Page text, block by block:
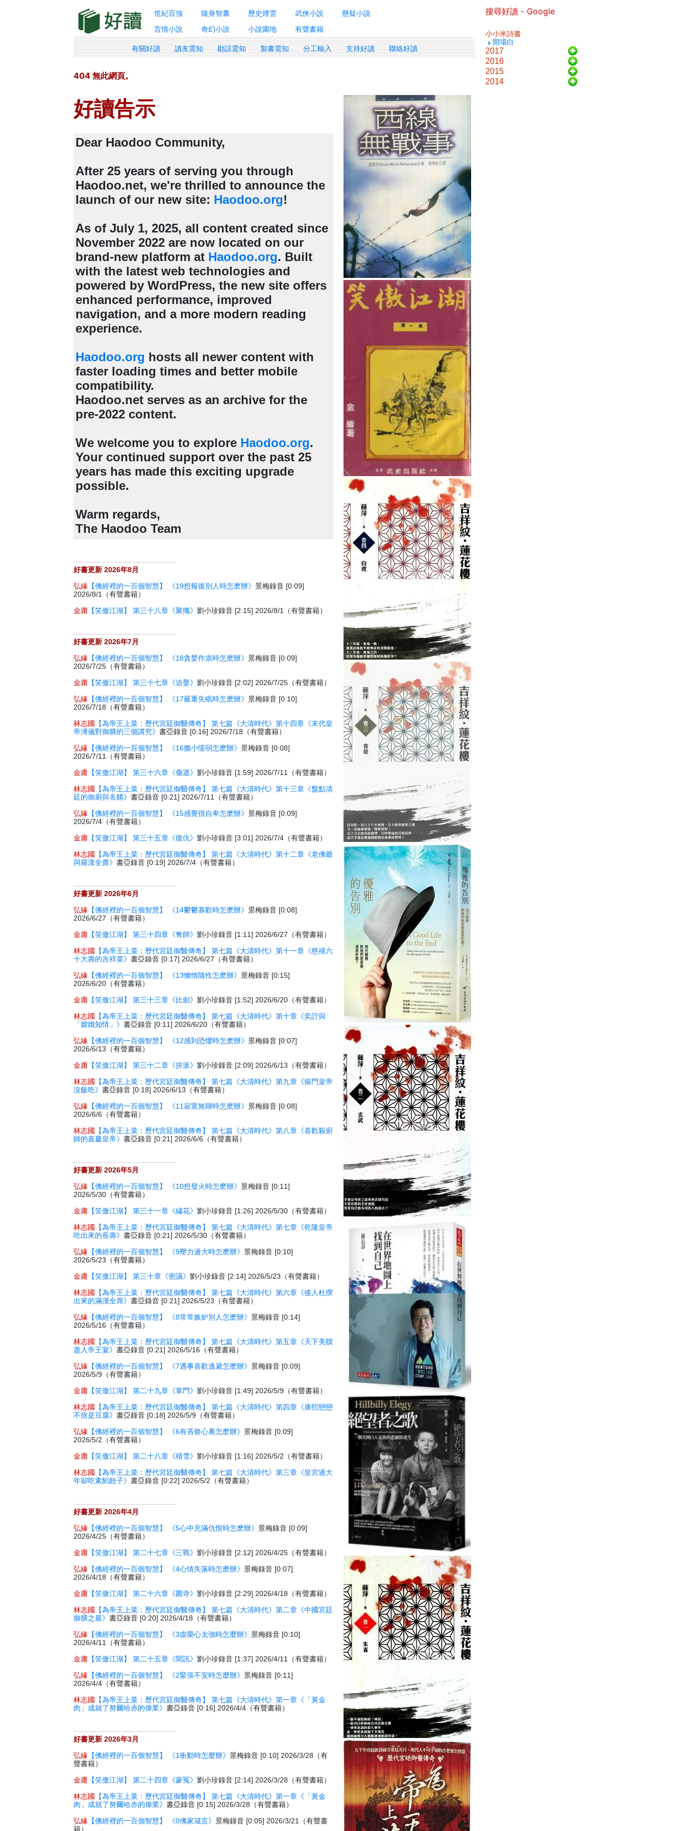
世紀百強 隨身智囊 歷史煙雲 武俠小說
懸疑小說
言情小說
奇幻小說 小說園地 有聲書籍
有關好讀 讀友需知 勘誤需知 製書需知 分工輸入 支持好讀 聯絡好讀
404 無此網頁。
好讀告示
Dear Haodoo Community,
After 25 years of serving you through
Haodoo.net, we're thrilled to announce the
launch of our new site: Haodoo.org!
As of July 1, 2025, all content created since
November 2022 are now located on our
brand-new platform at Haodoo.org. Built
with the latest web technologies and
powered by WordPress, the new site offers
enhanced performance, improved
navigation, and a more modern reading
experience.
Haodoo.org hosts all newer content with
faster loading times and better mobile
compatibility.
Haodoo.net serves as an archive for the
pre-2022 content.
We welcome you to explore Haodoo.org.
Your continued support over the past 25
years has made this exciting upgrade
possible.
Warm regards,
The Haodoo Team
好書更新 2026年8月
弘緣 【佛經裡的一百個智慧】 《19想報復別人時怎麽辦》景梅錄音 [0:09]
2026/8/1（有聲書籍）
金庸 【笑傲江湖】 第三十八章《聚殲》劉小珍錄音 [2:15] 2026/8/1（有聲書籍）
好書更新 2026年7月
弘緣 【佛經裡的一百個智慧】 《18貪婪作祟時怎麽辦》景梅錄音 [0:09]
2026/7/25（有聲書籍）
金庸 【笑傲江湖】 第三十七章《迫娶》劉小珍錄音 [2:02] 2026/7/25（有聲書籍）
弘緣 【佛經裡的一百個智慧】 《17嚴重失眠時怎麽辦》景梅錄音 [0:10]
2026/7/18（有聲書籍）
林志國
【為帝王上菜：歷代宮廷御醫傳奇】 第七篇《大清時代》第十四章《末代皇
帝溥儀對御膳的三個講究》書亞錄音 [0:16] 2026/7/18（有聲書籍）
弘緣 【佛經裡的一百個智慧】 《16膽小懦弱怎麽辦》景梅錄音 [0:08]
2026/7/11（有聲書籍）
金庸 【笑傲江湖】 第三十六章《傷逝》劉小珍錄音 [1:59] 2026/7/11（有聲書籍）
林志國
【為帝王上菜：歷代宮廷御醫傳奇】 第七篇《大清時代》第十三章《盤點清
廷的御廚與名餚》書亞錄音 [0:21] 2026/7/11（有聲書籍）
弘緣 【佛經裡的一百個智慧】 《15感覺很自卑怎麽辦》景梅錄音 [0:09]
2026/7/4（有聲書籍）
金庸 【笑傲江湖】 第三十五章《復仇》劉小珍錄音 [3:01] 2026/7/4（有聲書籍）
林志國
【為帝王上菜：歷代宮廷御醫傳奇】 第七篇《大清時代》第十二章《老佛爺
與羅漢全齋》書亞錄音 [0:19] 2026/7/4（有聲書籍）
好書更新 2026年6月
弘緣 【佛經裡的一百個智慧】 《14鬱鬱寡歡時怎麽辦》景梅錄音 [0:08]
2026/6/27（有聲書籍）
金庸 【笑傲江湖】 第三十四章《奪帥》劉小珍錄音 [1:11] 2026/6/27（有聲書籍）
林志國
【為帝王上菜：歷代宮廷御醫傳奇】 第七篇《大清時代》第十一章《慈禧六
十大壽的吉祥菜》書亞錄音 [0:17] 2026/6/27（有聲書籍）
弘緣 【佛經裡的一百個智慧】 《13懶惰隨性怎麽辦》景梅錄音 [0:15]
2026/6/20（有聲書籍）
金庸 【笑傲江湖】 第三十三章《比劍》劉小珍錄音 [1:52] 2026/6/20（有聲書籍）
林志國
【為帝王上菜：歷代宮廷御醫傳奇】 第七篇《大清時代》第十章《奕詝與
「嫦娥知情」》書亞錄音 [0:11] 2026/6/20（有聲書籍）
弘緣 【佛經裡的一百個智慧】 《12感到恐懼時怎麽辦》景梅錄音 [0:07]
2026/6/13（有聲書籍）
金庸 【笑傲江湖】 第三十二章《拚派》劉小珍錄音 [2:09] 2026/6/13（有聲書籍）
林志國
【為帝王上菜：歷代宮廷御醫傳奇】 第七篇《大清時代》第九章《摳門皇帝
沒飯吃》書亞錄音 [0:18] 2026/6/13（有聲書籍）
弘緣 【佛經裡的一百個智慧】 《11寂寞無聊時怎麽辦》景梅錄音 [0:08]
2026/6/6（有聲書籍）
林志國
【為帝王上菜：歷代宮廷御醫傳奇】 第七篇《大清時代》第八章《喜歡殺廚
師的嘉慶皇帝》書亞錄音 [0:21] 2026/6/6（有聲書籍）
好書更新 2026年5月
弘緣 【佛經裡的一百個智慧】 《10想發火時怎麽辦》景梅錄音 [0:11]
2026/5/30（有聲書籍）
金庸 【笑傲江湖】 第三十一章《繡花》劉小珍錄音 [1:26] 2026/5/30（有聲書籍）
林志國
【為帝王上菜：歷代宮廷御醫傳奇】 第七篇《大清時代》第七章《乾隆皇帝
吃出來的長壽》書亞錄音 [0:21] 2026/5/30（有聲書籍）
弘緣 【佛經裡的一百個智慧】 《9壓力過大時怎麽辦》景梅錄音 [0:10]
2026/5/23（有聲書籍）
金庸 【笑傲江湖】 第三十章《密議》劉小珍錄音 [2:14] 2026/5/23（有聲書籍）
林志國
【為帝王上菜：歷代宮廷御醫傳奇】 第七篇《大清時代》第六章《後人杜撰
出來的滿漢全席》書亞錄音 [0:21] 2026/5/23（有聲書籍）
弘緣 【佛經裡的一百個智慧】 《8常常嫉妒別人怎麽辦》景梅錄音 [0:14]
2026/5/16（有聲書籍）
林志國
【為帝王上菜：歷代宮廷御醫傳奇】 第七篇《大清時代》第五章《天下美饌
盡入帝王宴》書亞錄音 [0:21] 2026/5/16（有聲書籍）
弘緣 【佛經裡的一百個智慧】 《7遇事喜歡逃避怎麽辦》景梅錄音 [0:09]
2026/5/9（有聲書籍）
金庸 【笑傲江湖】 第二十九章《掌門》劉小珍錄音 [1:49] 2026/5/9（有聲書籍）
林志國
【為帝王上菜：歷代宮廷御醫傳奇】 第七篇《大清時代》第四章《康熙戀戀
不捨是豆腐》書亞錄音 [0:18] 2026/5/9（有聲書籍）
弘緣 【佛經裡的一百個智慧】 《6有吝嗇心裏怎麽辦》景梅錄音 [0:09]
2026/5/2（有聲書籍）
金庸 【笑傲江湖】 第二十八章《積雪》劉小珍錄音 [1:16] 2026/5/2（有聲書籍）
林志國
【為帝王上菜：歷代宮廷御醫傳奇】 第七篇《大清時代》第三章《皇宮過大
年卻吃素餡餃子》書亞錄音 [0:22] 2026/5/2（有聲書籍）
好書更新 2026年4月
弘緣 【佛經裡的一百個智慧】 《5心中充滿仇恨時怎麽辦》景梅錄音 [0:09]
2026/4/25（有聲書籍）
金庸 【笑傲江湖】 第二十七章《三戰》劉小珍錄音 [2:12] 2026/4/25（有聲書籍）
弘緣 【佛經裡的一百個智慧】 《4心情失落時怎麽辦》景梅錄音 [0:07]
2026/4/18（有聲書籍）
金庸 【笑傲江湖】 第二十六章《圍寺》劉小珍錄音 [2:29] 2026/4/18（有聲書籍）
林志國
【為帝王上菜：歷代宮廷御醫傳奇】 第七篇《大清時代》第二章《中國宮廷
御膳之最》書亞錄音 [0:20] 2026/4/18（有聲書籍）
弘緣 【佛經裡的一百個智慧】 《3虛榮心太強時怎麼辦》景梅錄音 [0:10]
2026/4/11（有聲書籍）
金庸 【笑傲江湖】 第二十五章《聞訊》劉小珍錄音 [1:37] 2026/4/11（有聲書籍）
弘緣 【佛經裡的一百個智慧】 《2緊張不安時怎麼辦》景梅錄音 [0:11]
2026/4/4（有聲書籍）
林志國
【為帝王上菜：歷代宮廷御醫傳奇】 第七篇《大清時代》第一章《「黃金
肉」成就了努爾哈赤的偉業》書亞錄音 [0:16] 2026/4/4（有聲書籍）
好書更新 2026年3月
弘緣 【佛經裡的一百個智慧】 《1衝動時怎麼辦》景梅錄音 [0:10] 2026/3/28（有
聲書籍）
金庸 【笑傲江湖】 第二十四章《蒙冤》劉小珍錄音 [2:14] 2026/3/28（有聲書籍）
林志國
【為帝王上菜：歷代宮廷御醫傳奇】 第七篇《大清時代》第一章《「黃金
肉」成就了努爾哈赤的偉業》書亞錄音 [0:15] 2026/3/28（有聲書籍）
弘緣 【佛經裡的一百個智慧】 《0佛家箴言》景梅錄音 [0:05] 2026/3/21（有聲書
籍）
搜尋好讀 - Google
小小米詩畫
開場白
2017
2016
2015
2014